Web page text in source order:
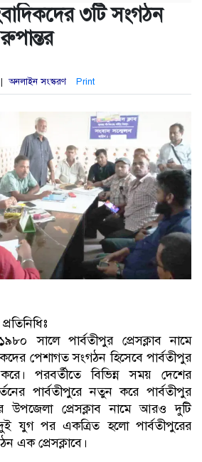
৩টি সংগঠন
অনলাইন সংস্করণ Print
সালে পার্বতীপুর প্রেসক্লাব নামে
পেশাগত সংগঠন হিসেবে পার্বতীপুর
পরবর্তীতে বিভিন্ন সময় দেশের
পার্বতীপুরে নতুন করে পার্বতীপুর
উপজেলা প্রেসক্লাব নামে আরও দুটি
যুগ পর একত্রিত হলো পার্বতীপুরের
এক প্রেসক্লাবে।